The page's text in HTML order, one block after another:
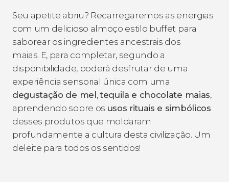
Seu apetite abriu? Recarregaremos as energias
com um delicioso almoço estilo buffet para
saborear os ingredientes ancestrais dos
maias. E, para completar, segundo a
disponibilidade, poderá desfrutar de uma
experiência sensorial única com uma
degustação de mel,tequila e chocolate maias,
aprendendo sobre os usos rituais e simbólicos
desses produtos que moldaram
profundamente a cultura desta civilização. Um
deleite para todos os sentidos!